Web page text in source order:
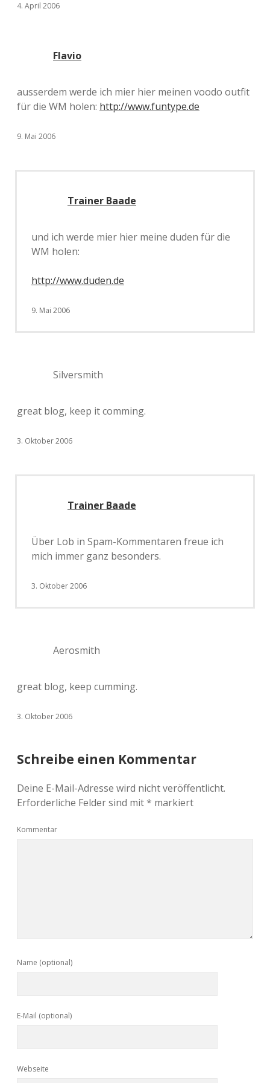
4. April 2006
Flavio
ausserdem werde ich mier hier meinen voodo outfit
für die WM holen: http://www.funtype.de
9. Mai 2006
Trainer Baade
und ich werde mier hier meine duden für die
WM holen:
http://www.duden.de
9. Mai 2006
Silversmith
great blog, keep it comming.
3. Oktober 2006
Trainer Baade
Über Lob in Spam-Kommentaren freue ich
mich immer ganz besonders.
3. Oktober 2006
Aerosmith
great blog, keep cumming.
3. Oktober 2006
Schreibe einen Kommentar
Deine E-Mail-Adresse wird nicht veröffentlicht.
Erforderliche Felder sind mit* markiert
Kommentar
Name (optional)
E-Mail (optional)
Webseite